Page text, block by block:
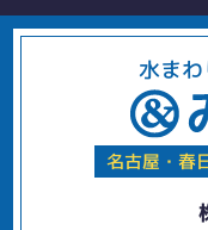
水ま
名古屋・春